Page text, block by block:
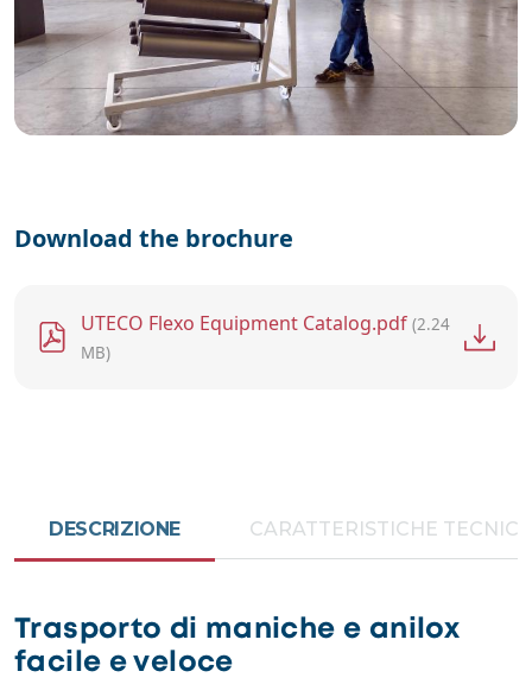
Download the brochure
UTECO Flexo Equipment Catalog.pdf (2.24
MB)
DESCRIZIONE CARATTERISTICHE
Trasporto di maniche e anilox
facile e veloce